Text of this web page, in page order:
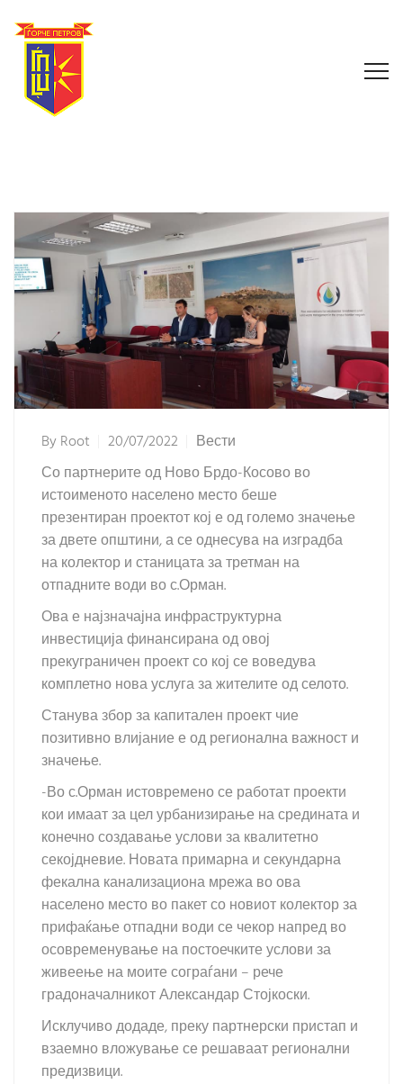
ByRoot 20/07/2022
Вести
Со партнерите од Ново Брдо-Косово во
истоименото населено место беше
презентиран проектот кој е од големо значење
за двете општини, а се однесува на изградба
на колектор и станицата за третман на
отпадните води во с.Орман.
Ова е најзначајна инфраструктурна
инвестиција финансирана од овој
прекуграничен проект со кој се воведува
комплетно нова услуга за жителите од селото.
Станува збор за капитален проект чие
позитивно влијание е од регионална важност и
значење.
-Во с.Орман истовремено се работат проекти
кои имаат за цел урбанизирање на средината и
конечно создавање услови за квалитетно
секојдневие. Новата примарна и секундарна
фекална канализациона мрежа во ова
населено место во пакет со новиот колектор за
прифаќање отпадни води се чекор напред во
осовременување на постоечките услови за
живеење на моите сограѓани – рече
градоначалникот Александар Стојкоски.
Исклучиво додаде, преку партнерски пристап и
взаемно вложување се решаваат регионални
предизвици.